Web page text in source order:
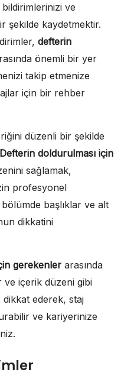
ve
şekilde kaydetmektir.
defterin
önemli bir yer
takip etmenize
için bir rehber
düzenli bir şekilde
Defterin doldurulması için
sağlamak,
profesyonel
başlıklar ve alt
dikkatini
gerekenler arasında
içerik düzeni gibi
ederek, staj
ve kariyerinize